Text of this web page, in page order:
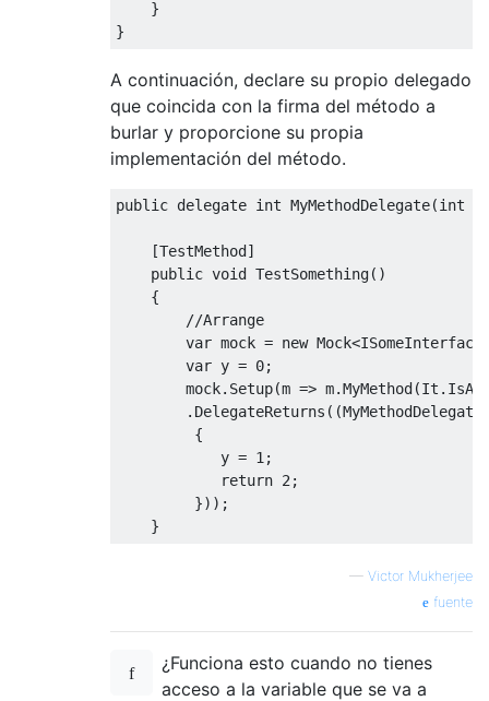
}
}
A continuación, declare su propio delegado
que coincida con la firma del método a
burlar y proporcione su propia
implementación del método.
public delegate int MyMethodDelegate(int
[TestMethod]
public void TestSomething()
{
//Arrange
var mock = new Mock<ISomeInterface
var y = 0;
        mock
. Setup(m => m.MyMethod(It .
. DelegateReturns ((MyMethodDelegate
{
            y
= 1 ;
return 2 ;
}));
}
— Victor Mukherjee
fuente
¿Funciona esto cuando no tienes
acceso a la variable que se va a